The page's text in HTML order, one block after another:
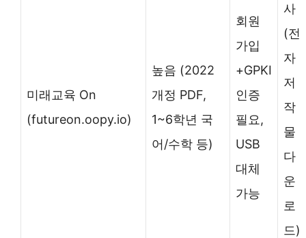
미래교육 On
(futureon.oopy.io)
높음 (2022
개정 PDF,
1~6학년 국
어/수학 등)
회원
가입
+GPKI
인증
필요,
USB
대체
가능
사
(전
자
저
작
물
다
운
로
드)